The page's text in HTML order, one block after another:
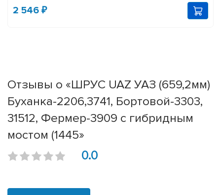
2 546 ₽
Отзывы о «ШРУС UAZ УАЗ (659,2мм)
Буханка-2206,3741, Бортовой-3303,
31512, Фермер-3909 с гибридным
мостом (1445»
0.0